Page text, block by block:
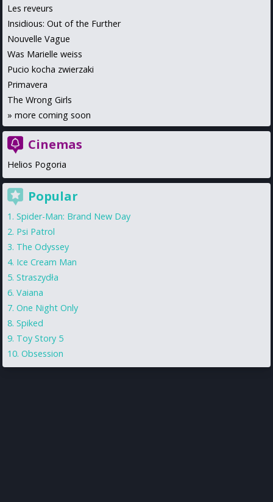
Les reveurs
Insidious: Out of the Further
Nouvelle Vague
Was Marielle weiss
Pucio kocha zwierzaki
Primavera
The Wrong Girls
» more coming soon
Cinemas
Helios Pogoria
Popular
Spider-Man: Brand New Day
Psi Patrol
The Odyssey
Ice Cream Man
Straszydła
Vaiana
One Night Only
Spiked
Toy Story 5
Obsession